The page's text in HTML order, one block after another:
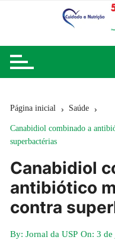
Página inicial Saúde
Canabidiol combinado a
superbactérias
Canabidiol
antibiótico
contra
By: Jornal da USP On:3 de